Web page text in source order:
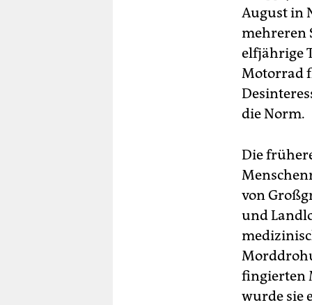
August in
mehreren
elfjährige
Motorrad
die Norm.
Die
von
und
fingierten
wurde sie